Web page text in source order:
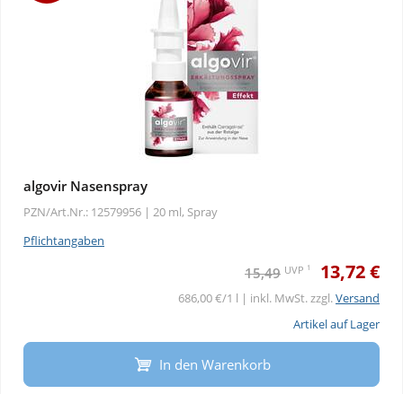
algovir Nasenspray
PZN/Art.Nr.: 12579956 | 20 ml, Spray
Pflichtangaben
15,49 UVP 1 13,72 €
686,00 €/1 l | inkl. MwSt. zzgl.Versand
Artikel auf Lager
In den Warenkorb